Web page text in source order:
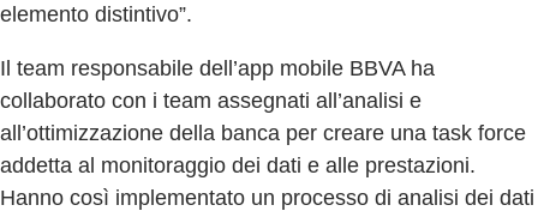
elemento distintivo”.
Il team responsabile dell’app mobile BBVA ha
collaborato con i team assegnati all’analisi e
all’ottimizzazione della banca per creare una task force
addetta al monitoraggio dei dati e alle prestazioni.
Hanno così implementato un processo di analisi dei dati